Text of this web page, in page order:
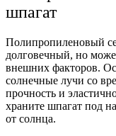
шпагат
Полипропиленовый
долговечный, но
внешних факторов.
солнечные лучи со
прочность и
храните шпагат под
от солнца.